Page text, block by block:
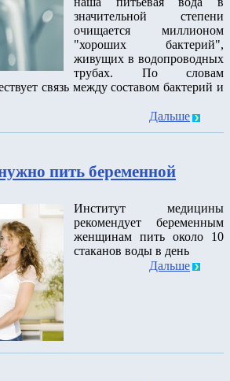
значительной степени
очищается миллионом
"хороших бактерий",
живущих в водопроводных
трубах. По словам
связь между составом бактерий и
Дальше
пить беременной
Институт медицины
рекомендует беременным
женщинам пить около 10
стаканов воды в день
Дальше